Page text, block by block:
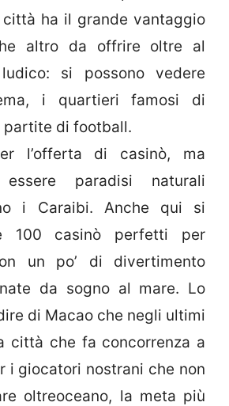
città ha il grande vantaggio
altro da offrire oltre al
si possono vedere
i quartieri famosi di
partite di football.
l’offerta di casinò, ma
paradisi naturali
i Caraibi. Anche qui si
100 casinò perfetti per
un po’ di divertimento
da sogno al mare. Lo
di Macao che negli ultimi
città che fa concorrenza a
i giocatori nostrani che non
oltreoceano, la meta più